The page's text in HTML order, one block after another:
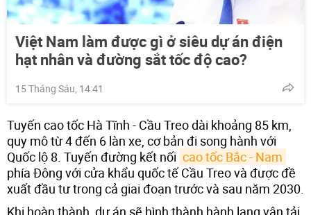
Việt Nam làm được gì ở siêu dự án điện
hạt nhân và đường sắt tốc độ cao?
15 Tháng Sáu, 14:41
Tuyến cao tốc Hà Tĩnh - Cầu Treo dài khoảng 85 km,
quy mô từ 4 đến 6 làn xe, cơ bản đi song hành với
Quốc lộ 8. Tuyến đường kết nối cao tốc Bắc - Nam
phía Đông với cửa khẩu quốc tế Cầu Treo và được đề
xuất đầu tư trong cả giai đoạn trước và sau năm 2030.
Khi hoàn thành, dự án sẽ hình thành hành lang vận tải